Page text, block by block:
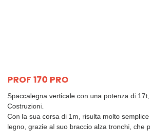
PROF 170 PRO
Spaccalegna verticale con una potenza di
Costruzioni.
Con la sua corsa di 1m, risulta molto
legno, grazie al suo braccio alza tronchi, che